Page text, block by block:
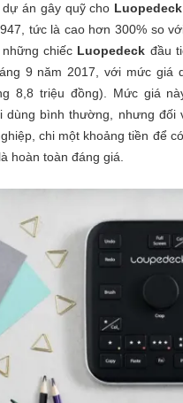
án gây quỹ cho Luopedeck
tức là cao hơn 300% so
chiếc Luopedeck đầu
9 năm 2017, với mức giá
8,8 triệu đồng). Mức giá
dùng bình thường, nhưng đối
chi một khoảng tiền để
hoàn toàn đáng giá.